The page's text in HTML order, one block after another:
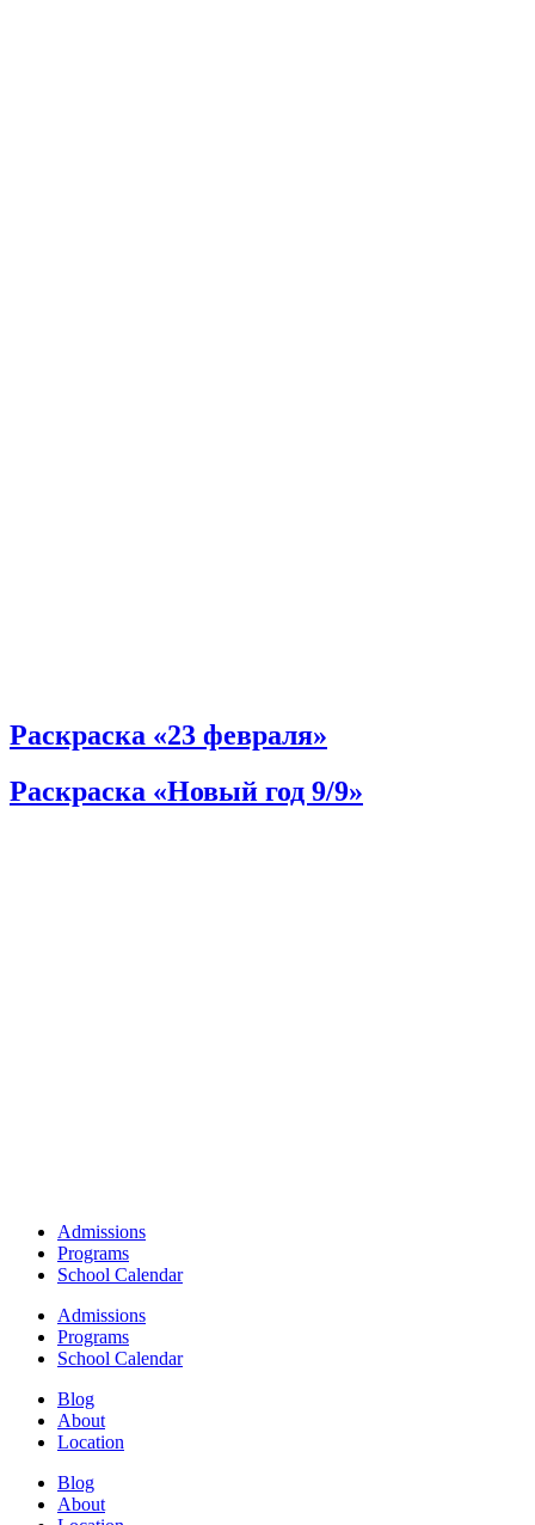
Раскраска «23 февраля»
Раскраска «Новый год 9/9»
Admissions
Programs
School Calendar
Admissions
Programs
School Calendar
Blog
About
Location
Blog
About